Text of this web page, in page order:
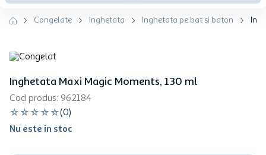
Congelate Inghetata Inghetata pe bat si baton
Inghetata Maxi Magic Moments, 130 ml
Cod produs: 962184
☆ ☆ ☆ ☆ ☆(0)
Nu este in stoc